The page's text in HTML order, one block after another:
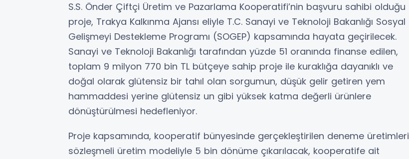
S.S. Önder Çiftçi Üretim ve Pazarlama Kooperatifi’nin başvuru sahibi olduğu
proje, Trakya Kalkınma Ajansı eliyle T.C. Sanayi ve Teknoloji Bakanlığı Sosyal
Gelişmeyi Destekleme Programı (SOGEP) kapsamında hayata geçirilecek.
Sanayi ve Teknoloji Bakanlığı tarafından yüzde 51 oranında finanse edilen,
toplam 9 milyon 770 bin TL bütçeye sahip proje ile kuraklığa dayanıklı ve
doğal olarak glütensiz bir tahıl olan sorgumun, düşük gelir getiren yem
hammaddesi yerine glütensiz un gibi yüksek katma değerli ürünlere
dönüştürülmesi hedefleniyor.
Proje kapsamında, kooperatif bünyesinde gerçekleştirilen deneme üretimleri
sözleşmeli üretim modeliyle 5 bin dönüme çıkarılacak, kooperatife ait